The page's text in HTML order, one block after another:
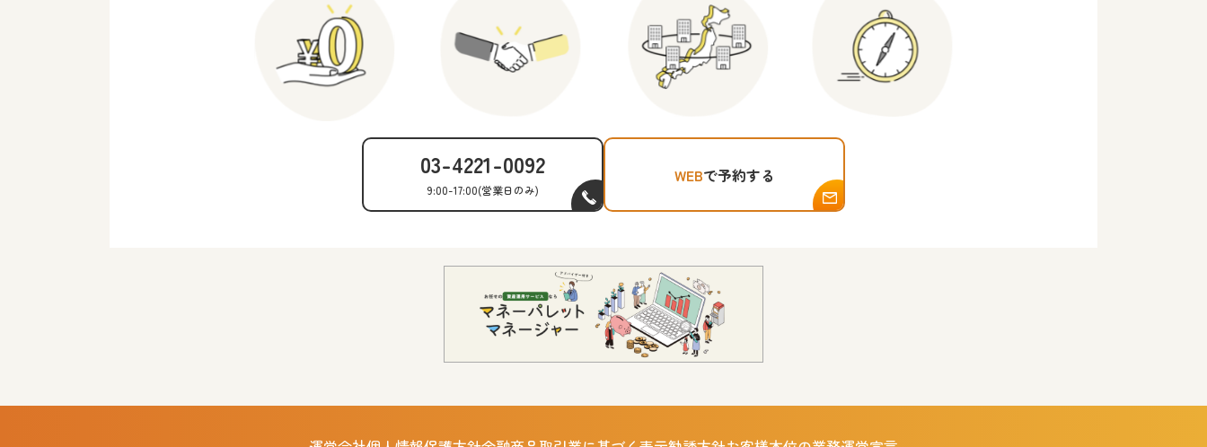
03-4221-0092
9:00-17:00(営業日のみ)
WEBで予約する